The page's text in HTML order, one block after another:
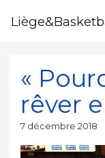
«
rêver
Publié
7 décembre 2018